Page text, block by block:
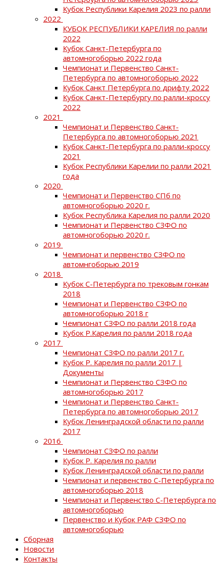
Кубок Республики Карелия 2023 по ралли
2022
КУБОК РЕСПУБЛИКИ КАРЕЛИЯ по ралли
2022
Кубок Санкт-Петербурга по
автомногоборью 2022 года
Чемпионат и Первенство Санкт-
Петербурга по автомногоборью 2022
Кубок Санкт Петербурга по дрифту 2022
Кубок Санкт-Петербургу по ралли-кроссу
2022
2021
Чемпионат и Первенство Санкт-
Петербурга по автомногоборью 2021
Кубок Санкт-Петербурга по ралли-кроссу
2021
Кубок Республики Карелии по ралли 2021
года
2020
Чемпионат и Первенство СПб по
автомногоборью 2020 г.
Кубок Республика Карелия по ралли 2020
Чемпионат и Первенство СЗФО по
автомногоборью 2020 г.
2019
Чемпионат и первенство СЗФО по
автомнгоборью 2019
2018
Кубок С-Петербурга по трековым гонкам
2018
Чемпионат и Первенство СЗФО по
автомногоборью 2018 г
Чемпионат СЗФО по ралли 2018 года
Кубок Р.Карелия по ралли 2018 года
2017
Чемпионат СЗФО по ралли 2017 г.
Кубок Р. Карелия по ралли 2017 |
Документы
Чемпионат и Первенство СЗФО по
автомногоборью 2017
Чемпионат и Первенство Санкт-
Петербурга по автомногоборью 2017
Кубок Ленинградской области по ралли
2017
2016
Чемпионат СЗФО по ралли
Кубок Р. Карелия по ралли
Кубок Ленинградской области по ралли
Чемпионат и первенство С-Петербурга по
автомногоборью 2018
Чемпионат и Первенство С-Петербурга по
автомногоборью
Первенство и Кубок РАФ СЗФО по
автомногоборью
Сборная
Новости
Контакты